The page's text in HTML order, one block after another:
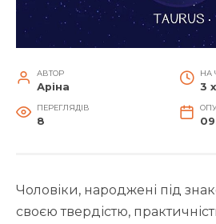
АВТОР
Аріна
НА
3
ПЕРЕГЛЯДІВ
8
Чоловіки, народжені під
своєю твердістю,